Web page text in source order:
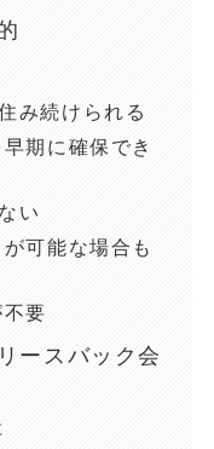
み続けられる
期に確保でき
い
可能な場合も
要
ースバック会